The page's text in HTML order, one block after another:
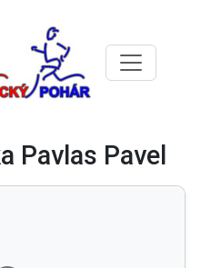
Pavlas Pavel